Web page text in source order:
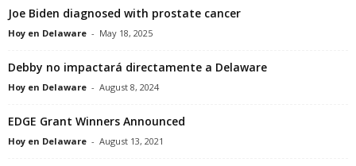
Joe Biden diagnosed with prostate cancer
Hoy en Delaware - May 18, 2025
Debby no impactará directamente a Delaware
Hoy en Delaware - August 8, 2024
EDGE Grant Winners Announced
Hoy en Delaware - August 13, 2021